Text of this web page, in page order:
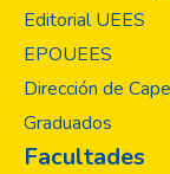
Editorial UEES
EPOUEES
Dirección de
Graduados
Facultades